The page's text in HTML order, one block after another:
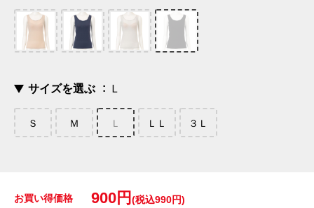
サイズを選ぶ Ｌ
Ｓ Ｍ Ｌ ＬＬ ３Ｌ
お買い得価格 900円 (税込990円)